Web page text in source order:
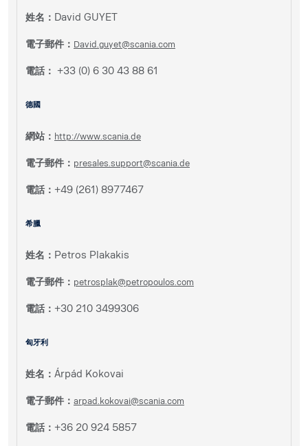
姓名： David GUYET
電子郵件： David.guyet@scania.com
電話： +33 (0) 6 30 43 88 61
德國
網站： http://www.scania.de
電子郵件： presales.support@scania.de
電話： +49 (261) 8977467
希臘
姓名： Petros Plakakis
電子郵件： petrosplak@petropoulos.com
電話： +30 210 3499306
匈牙利
姓名： Árpád Kokovai
電子郵件： arpad.kokovai@scania.com
電話： +36 20 924 5857